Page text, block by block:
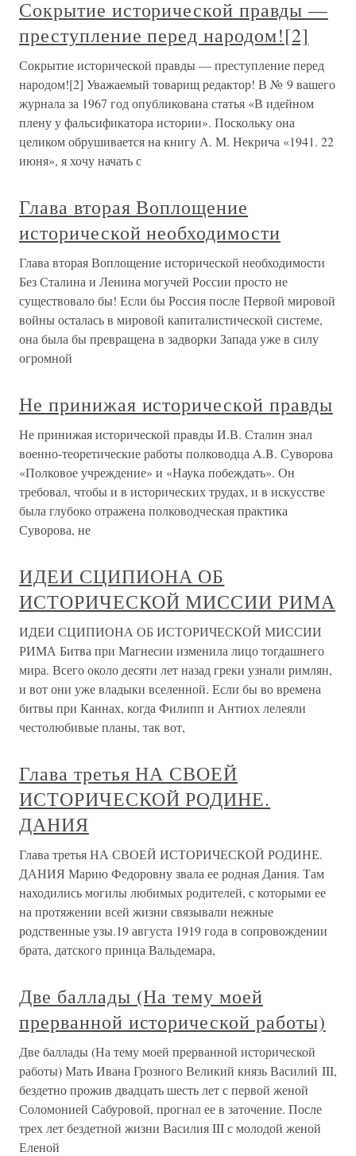
Сокрытие исторической правды —
преступление перед народом![2]
Сокрытие исторической правды — преступление перед
народом![2] Уважаемый товарищ редактор! В № 9 вашего
журнала за 1967 год опубликована статья «В идейном
плену у фальсификатора истории». Поскольку она
целиком обрушивается на книгу А. М. Некрича «1941. 22
июня», я хочу начать с
Глава вторая Воплощение
исторической необходимости
Глава вторая Воплощение исторической необходимости
Без Сталина и Ленина могучей России просто не
существовало бы! Если бы Россия после Первой мировой
войны осталась в мировой капиталистической системе,
она была бы превращена в задворки Запада уже в силу
огромной
Не принижая исторической правды
Не принижая исторической правды И.В. Сталин знал
военно-теоретические работы полководца A.B. Суворова
«Полковое учреждение» и «Наука побеждать». Он
требовал, чтобы и в исторических трудах, и в искусстве
была глубоко отражена полководческая практика
Суворова, не
ИДЕИ СЦИПИОНА ОБ
ИСТОРИЧЕСКОЙ МИССИИ РИМА
ИДЕИ СЦИПИОНА ОБ ИСТОРИЧЕСКОЙ МИССИИ
РИМА Битва при Магнесии изменила лицо тогдашнего
мира. Всего около десяти лет назад греки узнали римлян,
и вот они уже владыки вселенной. Если бы во времена
битвы при Каннах, когда Филипп и Антиох лелеяли
честолюбивые планы, так вот,
Глава третья НА СВОЕЙ
ИСТОРИЧЕСКОЙ РОДИНЕ.
ДАНИЯ
Глава третья НА СВОЕЙ ИСТОРИЧЕСКОЙ РОДИНЕ.
ДАНИЯ Марию Федоровну звала ее родная Дания. Там
находились могилы любимых родителей, с которыми ее
на протяжении всей жизни связывали нежные
родственные узы.19 августа 1919 года в сопровождении
брата, датского принца Вальдемара,
Две баллады (На тему моей
прерванной исторической работы)
Две баллады (На тему моей прерванной исторической
работы) Мать Ивана Грозного Великий князь Василий III,
бездетно прожив двадцать шесть лет с первой женой
Соломонией Сабуровой, прогнал ее в заточение. После
трех лет бездетной жизни Василия III с молодой женой
Еленой